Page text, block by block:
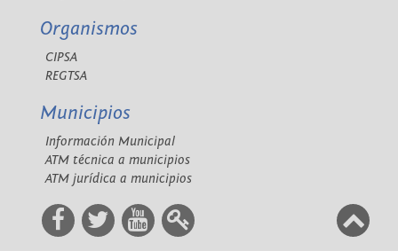
Organismos
CIPSA
REGTSA
Municipios
Información Municipal
ATM técnica a municipios
ATM jurídica a municipios